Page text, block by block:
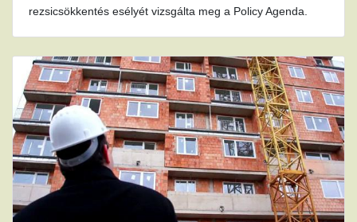
rezsicsökkentés esélyét vizsgálta meg a Policy Agenda.